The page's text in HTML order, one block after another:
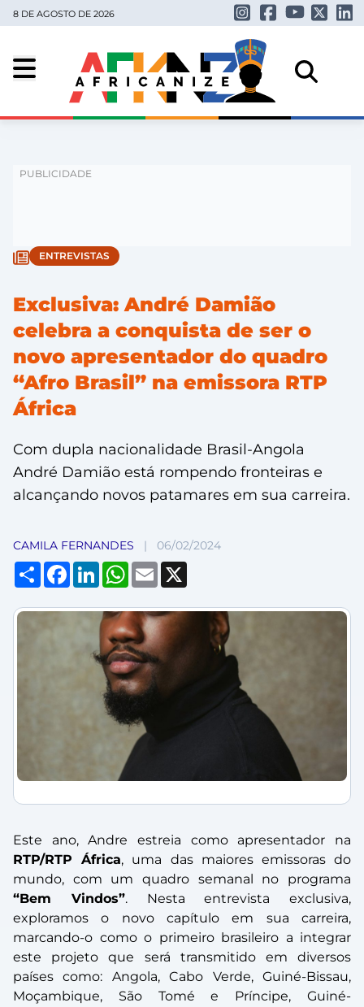
8 DE AGOSTO DE 2026
ENTREVISTAS
Exclusiva: André Damião
celebra a conquista de ser o
novo apresentador do quadro
“Afro Brasil” na emissora RTP
África
Com dupla nacionalidade Brasil-Angola
André Damião está rompendo fronteiras e
alcançando novos patamares em sua carreira.
CAMILA FERNANDES | 06/02/2024
Compartilhar
Facebook
LinkedInWhatsApp
Email
Este ano, Andre estreia como apresentador na
RTP/RTP África, uma das maiores emissoras do
mundo, com um quadro semanal no programa
“Bem Vindos”. Nesta entrevista exclusiva,
exploramos o novo capítulo em sua carreira,
marcando-o como o primeiro brasileiro a integrar
este projeto que será transmitido em diversos
países como: Angola, Cabo Verde, Guiné-Bissau,
Moçambique, São Tomé e Príncipe, Guiné-